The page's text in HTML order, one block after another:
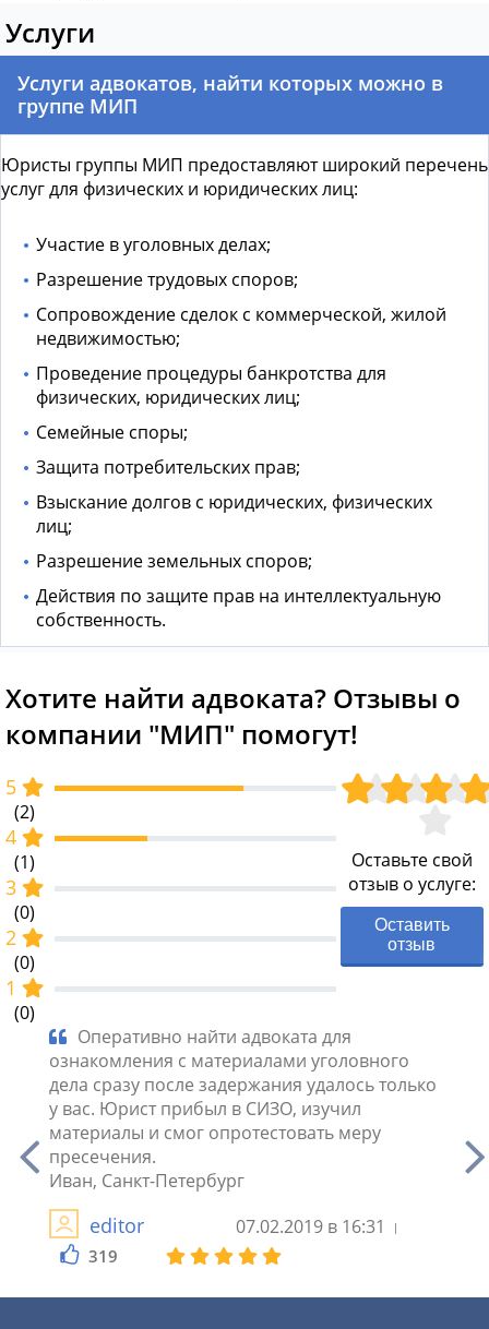
Услуги
Услуги адвокатов, найти которых можно в
группе МИП
Юристы группы МИП предоставляют широкий перечень
услуг для физических и юридических лиц:
Участие в уголовных делах;
Разрешение трудовых споров;
Сопровождение сделок с коммерческой, жилой
недвижимостью;
Проведение процедуры банкротства для
физических, юридических лиц;
Семейные споры;
Защита потребительских прав;
Взыскание долгов с юридических, физических
лиц;
Разрешение земельных споров;
Действия по защите прав на интеллектуальную
собственность.
Хотите найти адвоката? Отзывы о
компании "МИП" помогут!
5
(2)
4
(1)
3
(0)
2
(0)
1
(0)
Оставьте свой
отзыв о услуге:
Оставить
отзыв
Оперативно найти адвоката для
ознакомления с материалами уголовного
дела сразу после задержания удалось только
у вас. Юрист прибыл в СИЗО, изучил
материалы и смог опротестовать меру
пресечения.
Иван, Санкт-Петербург
editor 07.02.2019 в 16:31
319